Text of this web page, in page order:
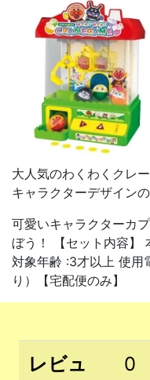
大人気のわくわくクレ
キャラクターデザイン
可愛いキャラクターカ
ぼう！ 【セット内容】
対象年齢 :3才以上 使用
り）【宅配便のみ】
レビュ
0